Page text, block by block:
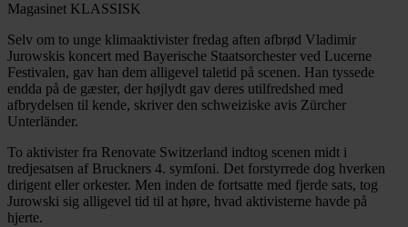
Selv om to unge klimaaktivister fredag aften afbrød Vladimir
Jurowskis koncert med Bayerische Staatsorchester ved Lucerne
Festivalen, gav han dem alligevel taletid på scenen. Han tyssede
endda på de gæster, der højlydt gav deres utilfredshed med
afbrydelsen til kende, skriver den schweiziske avis Zürcher
Unterländer.
To aktivister fra Renovate Switzerland indtog scenen midt i
tredjesatsen af Bruckners 4. symfoni. Det forstyrrede dog hverken
dirigent eller orkester. Men inden de fortsatte med fjerde sats, tog
Jurowski sig alligevel tid til at høre, hvad aktivisterne havde på
hjerte.